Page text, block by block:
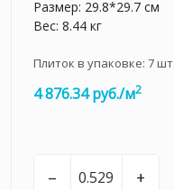
Размер: 29.8*29.7 см
Вес: 8.44 кг
Плиток в упаковке: 7шт
4 876.34 руб./м2
– +